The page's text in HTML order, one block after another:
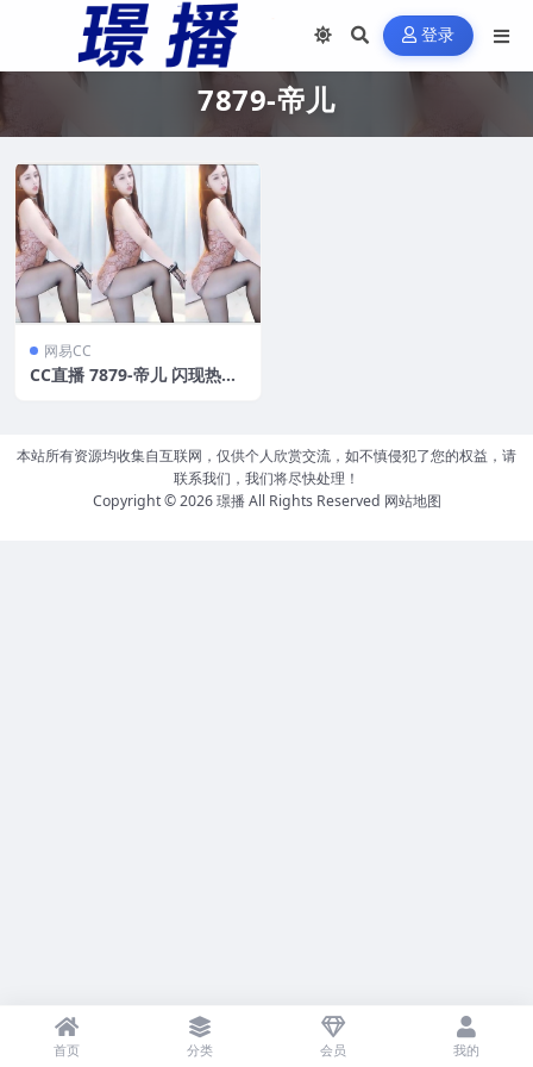
登录
7879-帝儿
网易CC
CC直播 7879-帝儿 闪现热舞
本站所有资源均收集自互联网，仅供个人欣赏交流，如不慎侵犯了您的权益，请
联系我们，我们将尽快处理！
Copyright © 2026璟播All Rights Reserved 网站地图
首页 分类 会员 我的